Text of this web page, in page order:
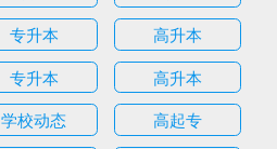
专升本
高升本
专升本
高升本
学校动态
高起专